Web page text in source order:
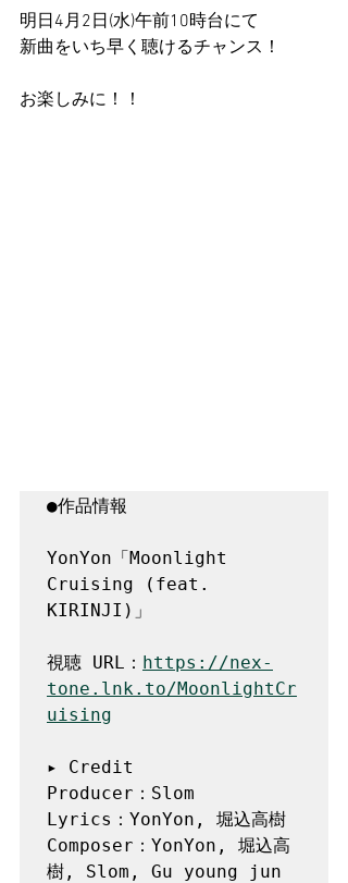
明日4月2日(水)午前10時台にて
新曲をいち早く聴けるチャンス！
お楽しみに！！
●作品情報
YonYon「Moonlight
Cruising (feat.
KIRINJI)」
視聴 URL： https://nex-
tone.lnk.to/MoonlightCr
uising
▸ Credit
Producer：Slom
Lyrics：YonYon, 堀込高樹
Composer：YonYon, 堀込高
樹, Slom, Gu young jun